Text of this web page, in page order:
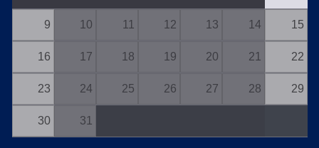
9 10 11 12 13 14 15
16 17 18 19 20 21 22
23 24 25 26 27 28 29
30 31